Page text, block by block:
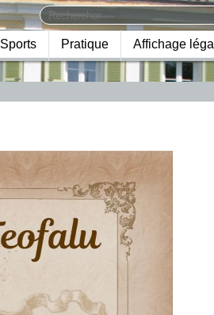
Sports Pratique Affichage légal